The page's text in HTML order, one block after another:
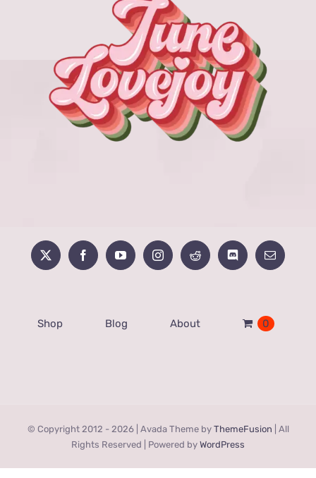
Shop Blog About 0
© Copyright 2012 - 2026 | Avada Theme by ThemeFusion | All
Rights Reserved | Powered by WordPress